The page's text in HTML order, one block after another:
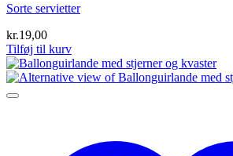
Sorte servietter
kr.19,00
Tilføj til kurv